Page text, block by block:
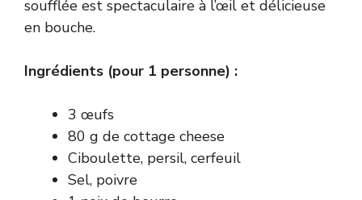
soufflée est spectaculaire à l’œil et délicieuse
en bouche.
Ingrédients (pour 1 personne) :
3 œufs
80 g de cottage cheese
Ciboulette, persil, cerfeuil
Sel, poivre